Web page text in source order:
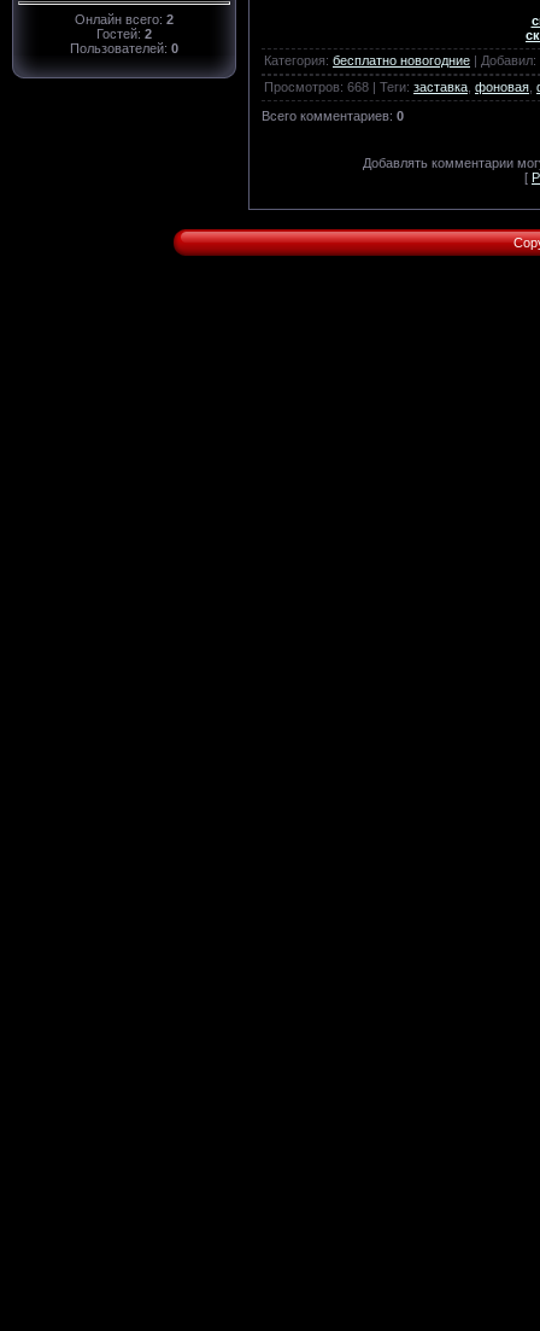
Онлайн всего: 2
Гостей: 2
Пользователей: 0
Категория: бесплатно новогодние | Добавил:
Просмотров: 668 | Теги: заставка фоновая
Всего комментариев: 0
Добавлять комментарии
[